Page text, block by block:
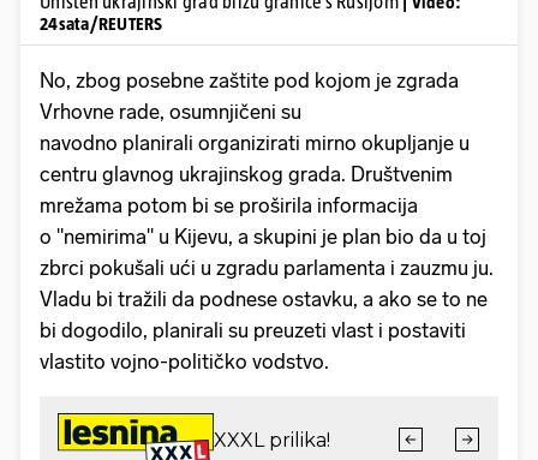
24sata/REUTERS
No, zbog posebne zaštite pod kojom je zgrada
Vrhovne rade, osumnjičeni su
navodno planirali organizirati mirno okupljanje u
centru glavnog ukrajinskog grada. Društvenim
mrežama potom bi se proširila informacija
o "nemirima" u Kijevu, a skupini je plan bio da u toj
zbrci pokušali ući u zgradu parlamenta i zauzmu ju.
Vladu bi tražili da podnese ostavku, a ako se to ne
bi dogodilo, planirali su preuzeti vlast i postaviti
vlastito vojno-političko vodstvo.